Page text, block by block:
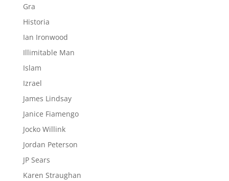
Gra
Historia
Ian Ironwood
Illimitable Man
Islam
Izrael
James Lindsay
Janice Fiamengo
Jocko Willink
Jordan Peterson
JP Sears
Karen Straughan